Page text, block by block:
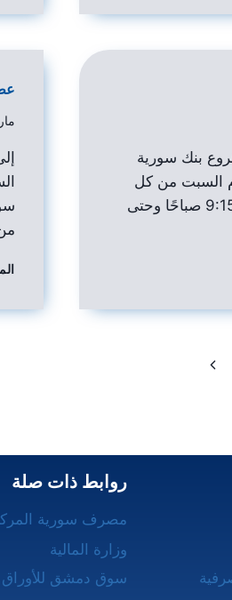
بنك سورية
السبت من كل
أسبوع، وذلك ابتداءً من الساعة 9:15 صباحًا وحتى
مارس
روابط ذات صلة
مصرف سورية
وزارة المالية
سوق دمشق للأوراق